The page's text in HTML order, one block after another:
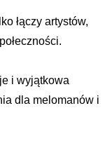
łączy artystów,
i wyjątkowa
dla melomanów i